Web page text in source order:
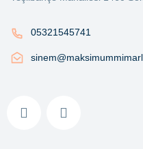
05321545741